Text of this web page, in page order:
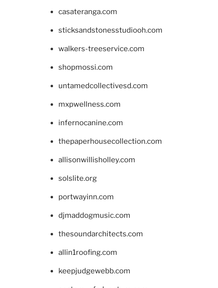
casateranga.com
sticksandstonesstudiooh.com
walkers-treeservice.com
shopmossi.com
untamedcollectivesd.com
mxpwellness.com
infernocanine.com
thepaperhousecollection.com
allisonwillisholley.com
solslite.org
portwayinn.com
djmaddogmusic.com
thesoundarchitects.com
allin1roofing.com
keepjudgewebb.com